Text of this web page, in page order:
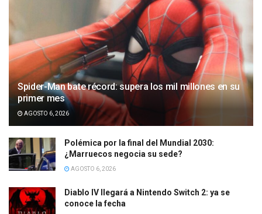
Spider-Man bate récord: supera los mil millones en su
primer mes
AGOSTO 6, 2026
Polémica por la final del Mundial 2030:
¿Marruecos negocia su sede?
AGOSTO 6, 2026
Diablo IV llegará a Nintendo Switch 2: ya se
conoce la fecha